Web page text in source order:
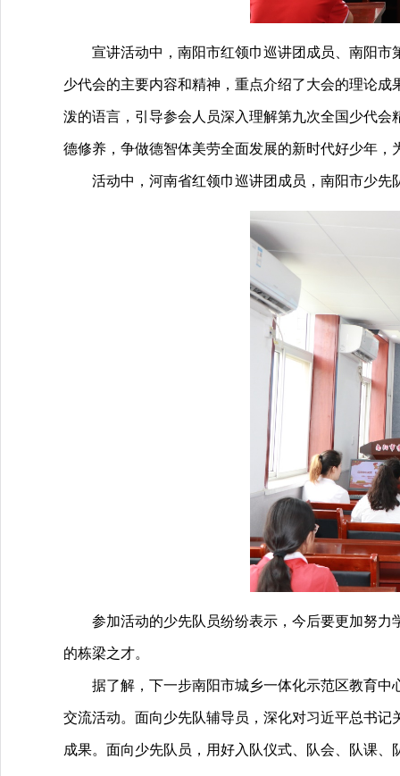
宣讲活动中 ，南阳市红领巾巡讲团成员、南阳
少代会的主要内容和精神，重点介绍了大会的理论成
泼的语言 ，引导参会人员深入理解第九次全国少代
德修养，争做德智体美劳全面发展的新时代好少年，
活动中，河南省红领巾巡讲团成员，南阳市少
参加活动的少先队员纷纷表示，今后要更加努力
的栋梁之才。
据了解， 下一步南阳市城乡一体化示范区教育中
交流活动。面向少先队辅导员，深化对习近平总书
成果。面向少先队员，用好入队仪式、队会、队课